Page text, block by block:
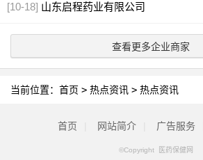
[10-18] 山东启程药业有限公司
查看更多企业商家
当前位置： 首页 > 热点资讯 > 热点资讯
首页 网站简介 广告服务
©Copyright 医药保健网